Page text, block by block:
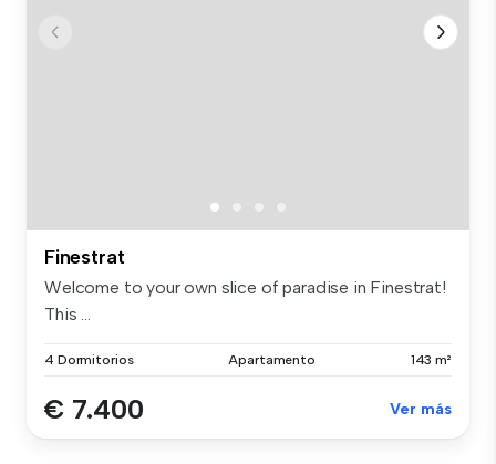
Finestrat
Welcome to your own slice of paradise in Finestrat!
This ...
4 Dormitorios Apartamento 143 m²
€ 7.400 Ver más